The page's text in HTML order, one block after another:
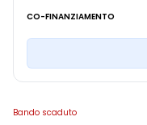
CO-FINANZIAMENTO
Bando scaduto